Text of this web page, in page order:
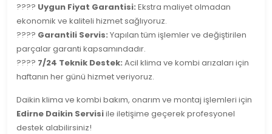
???? Uygun Fiyat Garantisi: Ekstra maliyet olmadan
ekonomik ve kaliteli hizmet sağlıyoruz.
???? Garantili Servis: Yapılan tüm işlemler ve değiştirilen
parçalar garanti kapsamındadır.
???? 7/24 Teknik Destek: Acil klima ve kombi arızaları için
haftanın her günü hizmet veriyoruz.
Daikin klima ve kombi bakım, onarım ve montaj işlemleri için
Edirne Daikin Servisiile iletişime geçerek profesyonel
destek alabilirsiniz!